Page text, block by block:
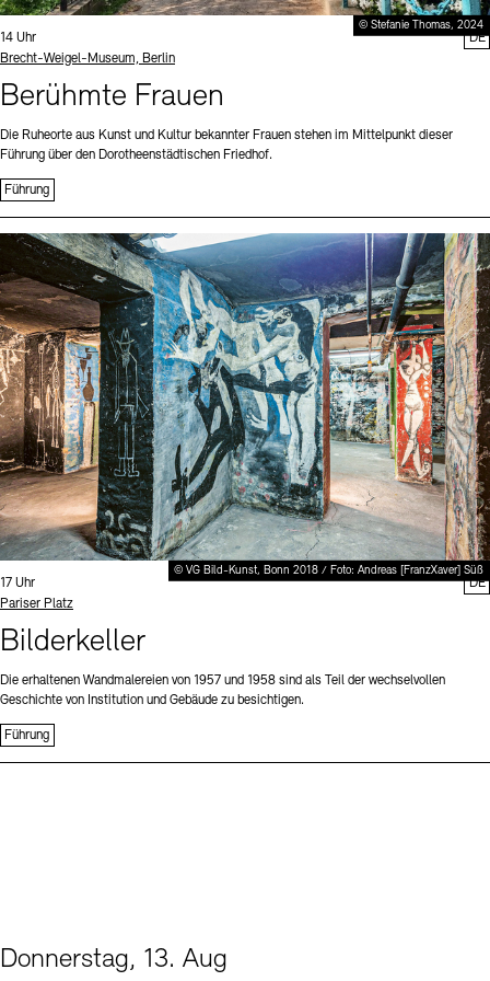
© Stefanie Thomas, 2024
Uhrzeit:
14 Uhr
Standort
Brecht-Weigel-Museum, Berlin
Berühmte Frauen
Die Ruheorte aus Kunst und Kultur bekannter Frauen stehen im Mittelpunkt dieser
Führung über den Dorotheenstädtischen Friedhof.
Führung
DE
© VG Bild-Kunst, Bonn 2018 / Foto: Andreas [FranzXaver] Süß
Uhrzeit:
17 Uhr
Standort
Pariser Platz
Bilderkeller
Die erhaltenen Wandmalereien von 1957 und 1958 sind als Teil der wechselvollen
Geschichte von Institution und Gebäude zu besichtigen.
Führung
DE
Donnerstag, 13. Aug